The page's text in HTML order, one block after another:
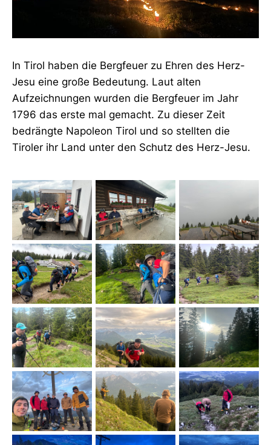
In Tirol haben die Bergfeuer zu Ehren des Herz-
Jesu eine große Bedeutung. Laut alten
Aufzeichnungen wurden die Bergfeuer im Jahr
1796 das erste mal gemacht. Zu dieser Zeit
bedrängte Napoleon Tirol und so stellten die
Tiroler ihr Land unter den Schutz des Herz-Jesu.